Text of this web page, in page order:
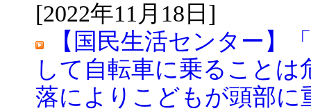
[2022年11月18日]
【国民生活センター】
して自転車に乗ることは
落によりこどもが頭部に